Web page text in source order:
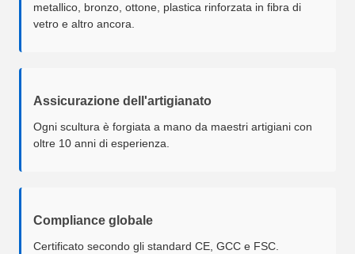
metallico, bronzo, ottone, plastica rinforzata in fibra di
vetro e altro ancora.
Assicurazione dell'artigianato
Ogni scultura è forgiata a mano da maestri artigiani con
oltre 10 anni di esperienza.
Compliance globale
Certificato secondo gli standard CE, GCC e FSC.